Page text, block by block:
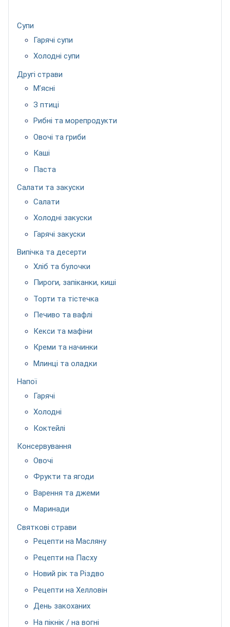
Супи
Гарячі супи
Холодні супи
Другі страви
М’ясні
З птиці
Рибні та морепродукти
Овочі та гриби
Каші
Паста
Салати та закуски
Салати
Холодні закуски
Гарячі закуски
Випічка та десерти
Хліб та булочки
Пироги, запіканки, киші
Торти та тістечка
Печиво та вафлі
Кекси та мафіни
Креми та начинки
Млинці та оладки
Напої
Гарячі
Холодні
Коктейлі
Консервування
Овочі
Фрукти та ягоди
Варення та джеми
Маринади
Святкові страви
Рецепти на Масляну
Рецепти на Пасху
Новий рік та Різдво
Рецепти на Хелловін
День закоханих
На пікнік / на вогні